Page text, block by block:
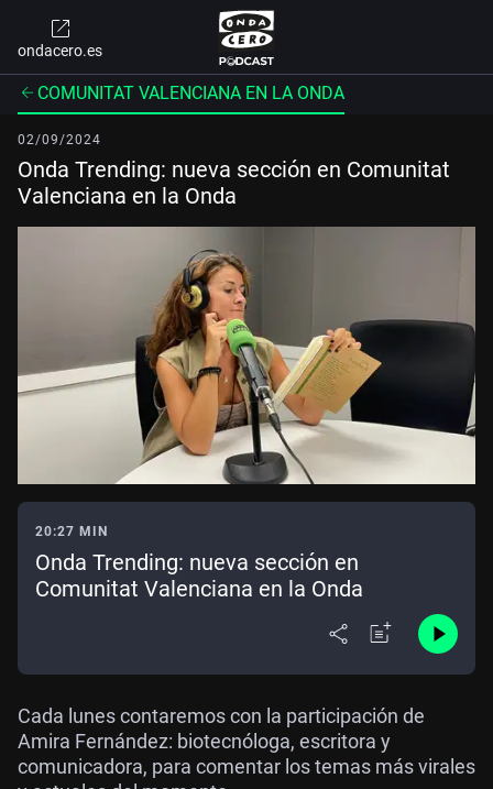
ondacero.es
COMUNITAT VALENCIANA EN LA ONDA
02/09/2024
Onda Trending: nueva sección en Comunitat
Valenciana en la Onda
20:27 MIN
Onda Trending: nueva sección en
Comunitat Valenciana en la Onda
Cada lunes contaremos con la participación de
Amira Fernández: biotecnóloga, escritora y
comunicadora, para comentar los temas más virales